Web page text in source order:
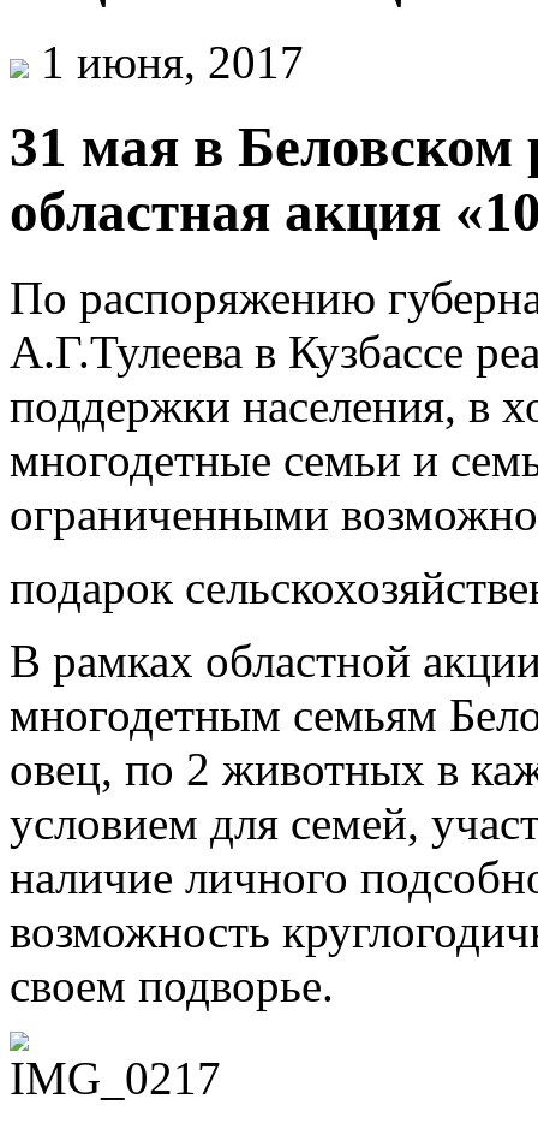
1 июня, 2017
31 мая в Беловском
областная акция
По распоряжению
А.Г.Тулеева в Кузбассе
поддержки населения, в
многодетные семьи и
ограниченными
подарок
В рамках областной
многодетным семьям
овец, по 2 животных в
условием для семей,
наличие личного
возможность
своем подворье.